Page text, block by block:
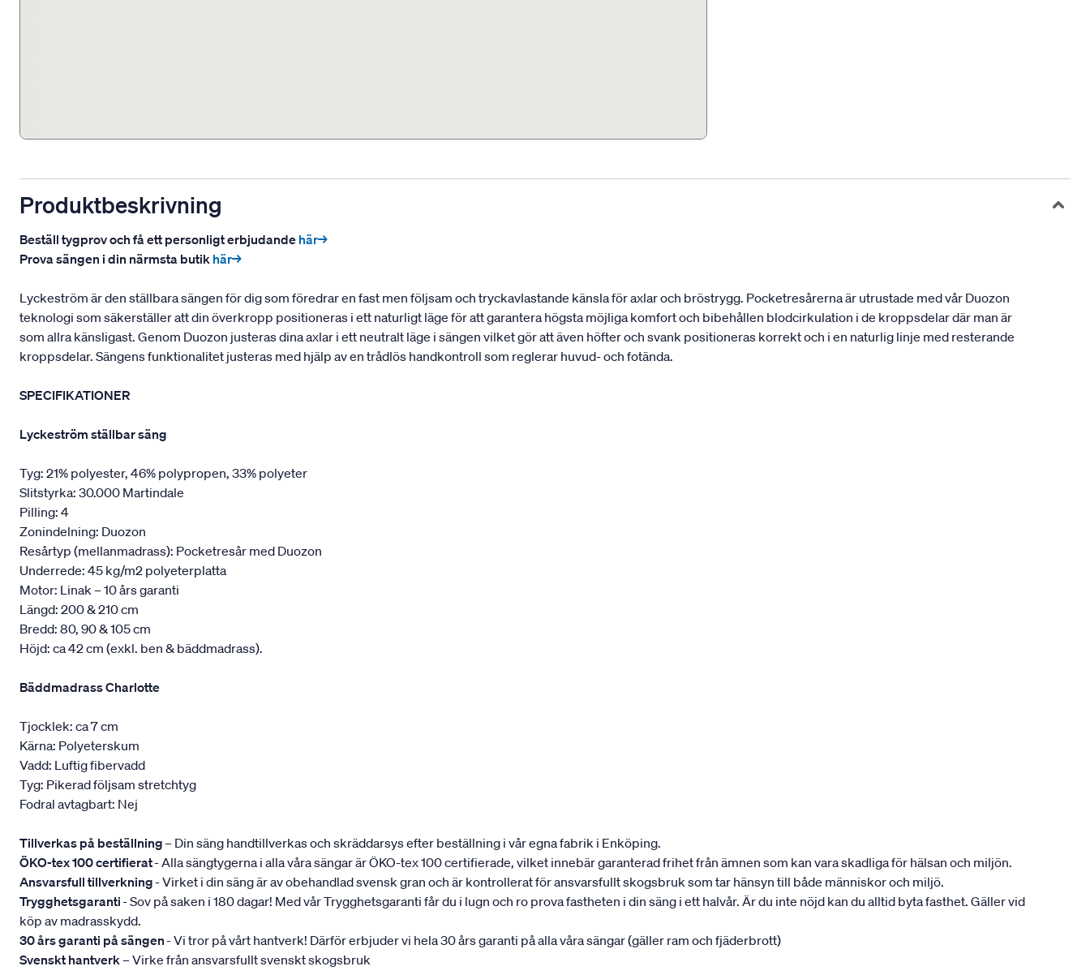
Produktbeskrivning
Beställ tygprov och få ett personligt erbjudande här→
Prova sängen i din närmsta butik här→
Lyckeström är den ställbara sängen för dig som föredrar en fast men följsam och tryckavlastande känsla för axlar och bröstrygg. Pocketresårerna är utrustade med vår Duozon
teknologi som säkerställer att din överkropp positioneras i ett naturligt läge för att garantera högsta möjliga komfort och bibehållen blodcirkulation i de kroppsdelar där man är
som allra känsligast. Genom Duozon justeras dina axlar i ett neutralt läge i sängen vilket gör att även höfter och svank positioneras korrekt och i en naturlig linje med resterande
kroppsdelar. Sängens funktionalitet justeras med hjälp av en trådlös handkontroll som reglerar huvud- och fotända.
SPECIFIKATIONER
Lyckeström ställbar säng
Tyg: 21% polyester, 46% polypropen, 33% polyeter
Slitstyrka: 30.000 Martindale
Pilling: 4
Zonindelning: Duozon
Resårtyp (mellanmadrass): Pocketresår med Duozon
Underrede: 45 kg/m2 polyeterplatta
Motor: Linak – 10 års garanti
Längd: 200 & 210 cm
Bredd: 80, 90 & 105 cm
Höjd: ca 42 cm (exkl. ben & bäddmadrass).
Bäddmadrass Charlotte
Tjocklek: ca 7 cm
Kärna: Polyeterskum
Vadd: Luftig fibervadd
Tyg: Pikerad följsam stretchtyg
Fodral avtagbart: Nej
Tillverkas på beställning– Din säng handtillverkas och skräddarsys efter beställning i vår egna fabrik i Enköping.
ÖKO-tex 100 certifierat- Alla sängtygerna i alla våra sängar är ÖKO-tex 100 certifierade, vilket innebär garanterad frihet från ämnen som kan vara skadliga för hälsan och miljön.
Ansvarsfull tillverkning- Virket i din säng är av obehandlad svensk gran och är kontrollerat för ansvarsfullt skogsbruk som tar hänsyn till både människor och miljö.
Trygghetsgaranti- Sov på saken i 180 dagar! Med vår Trygghetsgaranti får du i lugn och ro prova fastheten i din säng i ett halvår. Är du inte nöjd kan du alltid byta fasthet. Gäller vid
köp av madrasskydd.
30 års garanti på sängen- Vi tror på vårt hantverk! Därför erbjuder vi hela 30 års garanti på alla våra sängar (gäller ram och fjäderbrott)
Svenskt hantverk– Virke från ansvarsfullt svenskt skogsbruk